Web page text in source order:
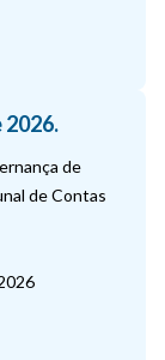
2026.
de
de Contas